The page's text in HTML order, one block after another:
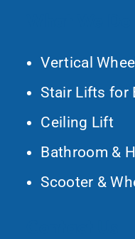
Vertical
Stair Lifts for
Ceiling Lift
Bathroom &
Scooter &